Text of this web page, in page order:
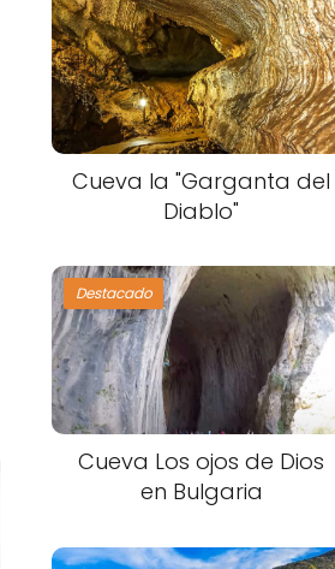
Cueva la "Garganta del
Diablo"
Destacado
Cueva Los ojos de Dios
en Bulgaria